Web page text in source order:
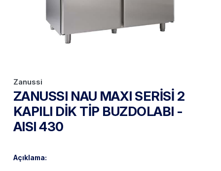
Zanussi
ZANUSSI NAU MAXI SERİSİ 2
KAPILI DİK TİP BUZDOLABI -
AISI 430
Açıklama: